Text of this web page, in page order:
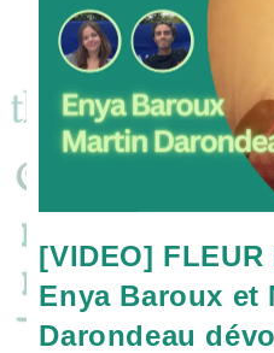
Sur
La
Même
Fréquence
!
[VIDEO]
Enya Baroux et
Darondeau